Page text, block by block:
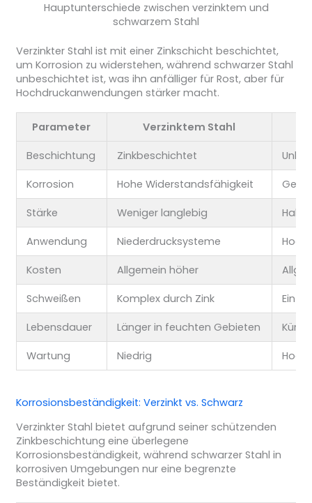
Hauptunterschiede zwischen verzinktem und
schwarzem Stahl
Verzinkter Stahl ist mit einer Zinkschicht beschichtet,
um Korrosion zu widerstehen, während schwarzer Stahl
unbeschichtet ist, was ihn anfälliger für Rost, aber für
Hochdruckanwendungen stärker macht.
Parameter Verzinktem Stahl
Beschichtung Zinkbeschichtet
Korrosion Hohe Widerstandsfähigkeit
Stärke Weniger langlebig
Anwendung Niederdrucksysteme
Kosten Allgemein höher
Schweißen Komplex durch Zink
Lebensdauer Länger in feuchten Gebieten
Wartung Niedrig Hoch
Korrosionsbeständigkeit: Verzinkt vs. Schwarz
Verzinkter Stahl bietet aufgrund seiner schützenden
Zinkbeschichtung eine überlegene
Korrosionsbeständigkeit, während schwarzer Stahl in
korrosiven Umgebungen nur eine begrenzte
Beständigkeit bietet.